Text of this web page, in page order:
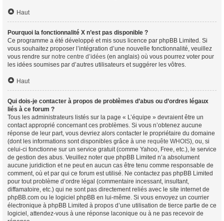
Haut
Pourquoi la fonctionnalité X n’est pas disponible ?
Ce programme a été développé et mis sous licence par phpBB Limited. Si
vous souhaitez proposer l’intégration d’une nouvelle fonctionnalité, veuillez
vous rendre sur notre centre d’idées (en anglais) où vous pourrez voter pour
les idées soumises par d’autres utilisateurs et suggérer les vôtres.
Haut
Qui dois-je contacter à propos de problèmes d’abus ou d’ordres légaux
liés à ce forum ?
Tous les administrateurs listés sur la page « L’équipe » devraient être un
contact approprié concernant ces problèmes. Si vous n’obtenez aucune
réponse de leur part, vous devriez alors contacter le propriétaire du domaine
(dont les informations sont disponibles grâce à une requête WHOIS), ou, si
celui-ci fonctionne sur un service gratuit (comme Yahoo, Free, etc.), le service
de gestion des abus. Veuillez noter que phpBB Limited n’a absolument
aucune juridiction et ne peut en aucun cas être tenu comme responsable de
comment, où et par qui ce forum est utilisé. Ne contactez pas phpBB Limited
pour tout problème d’ordre légal (commentaire incessant, insultant,
diffamatoire, etc.) qui ne sont pas directement reliés avec le site internet de
phpBB.com ou le logiciel phpBB en lui-même. Si vous envoyez un courrier
électronique à phpBB Limited à propos d’une utilisation de tierce partie de ce
logiciel, attendez-vous à une réponse laconique ou à ne pas recevoir de